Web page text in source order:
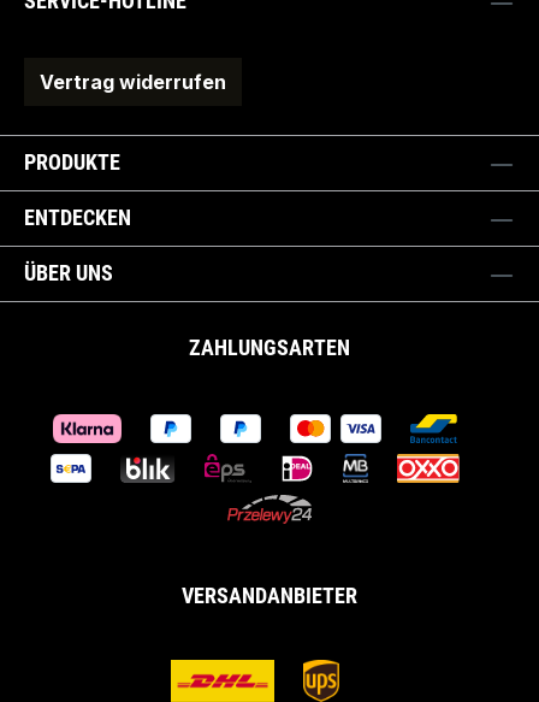
Vertrag widerrufen
PRODUKTE
ENTDECKEN
ÜBER UNS
ZAHLUNGSARTEN
VERSANDANBIETER